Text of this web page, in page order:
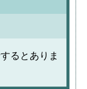
るとありま